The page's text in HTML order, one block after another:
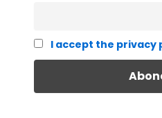
I accept the privacy